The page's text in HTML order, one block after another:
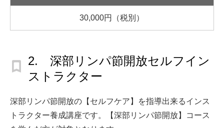
30,000円（税別）
2. 深部リンパ節開放セルフイン
ストラクター
深部リンパ節開放の【セルフケア】を指導出来るインス
トラクター養成講座です。【深部リンパ節開放】コース